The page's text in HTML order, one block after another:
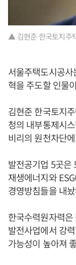
▲ 김현준 한국토지주
서울주택도시공
혁을 주도할 인물
김현준 한국토지
청의 내부통제시
비리의 원천차단
발전공기업 5곳은
재생에너지와
경영방침들을 내
한국수력원자력
발전사업에서 강
가능성이 높아져